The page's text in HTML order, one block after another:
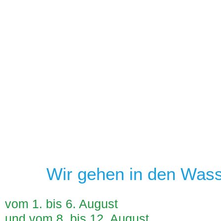
Herzlich
im Kinderprojekt »Sonnenblume
Wir gehen in den
vom 1. bis 6. August